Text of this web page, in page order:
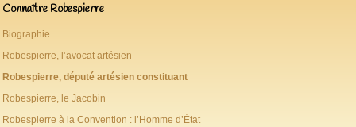
Connaître Robespierre
Biographie
Robespierre, l’avocat artésien
Robespierre, député artésien constituant
Robespierre, le Jacobin
Robespierre à la Convention : l’Homme d’État